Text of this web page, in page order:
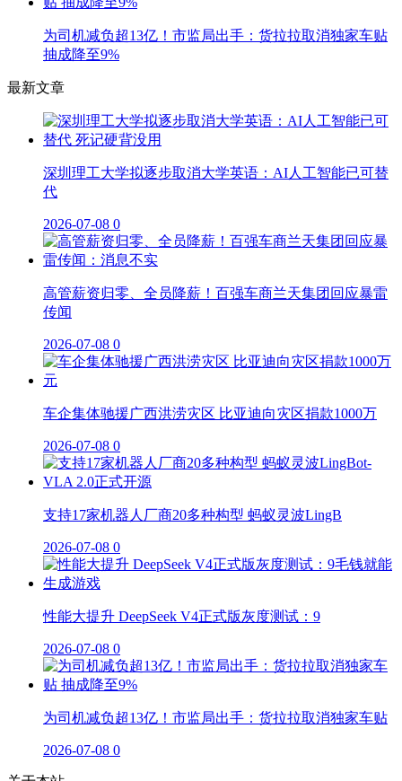
为司机减负超13亿！市监局出手：货拉拉取消独家车贴
抽成降至9%
最新文章
深圳理工大学拟逐步取消大学英语：AI人工智能已可替
代
2026-07-08 0
高管薪资归零、全员降薪！百强车商兰天集团回应暴雷
传闻
2026-07-08 0
车企集体驰援广西洪涝灾区 比亚迪向灾区捐款1000万
2026-07-08 0
支持17家机器人厂商20多种构型 蚂蚁灵波LingB
2026-07-08 0
性能大提升 DeepSeek V4正式版灰度测试：9
2026-07-08 0
为司机减负超13亿！市监局出手：货拉拉取消独家车贴
2026-07-08 0